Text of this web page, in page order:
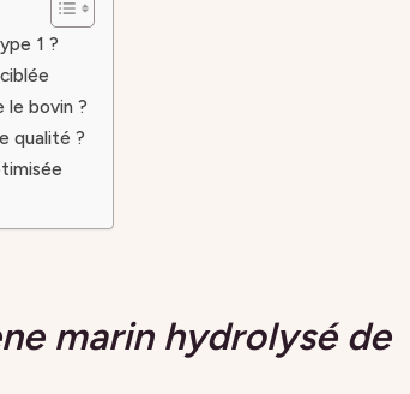
1 ?
le bovin ?
qualité ?
marin hydrolysé de